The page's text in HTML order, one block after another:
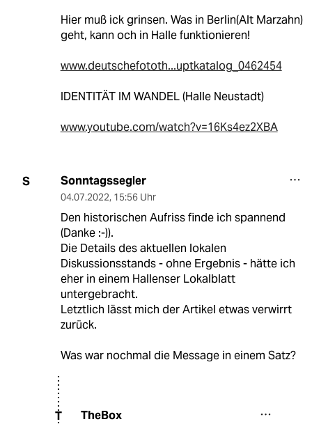
Hier muß ick grinsen. Was in Berlin(Alt Marzahn)
geht, kann och in Halle funktionieren!
www.deutschefototh...uptkatalog_0462454
IDENTITÄT IM WANDEL (Halle Neustadt)
www.youtube.com/watch?v=16Ks4ez2XBA
S Sonntagssegler
04.07.2022, 15:56 Uhr
Den historischen Aufriss finde ich spannend
(Danke :-)).
Die Details des aktuellen lokalen
Diskussionsstands - ohne Ergebnis - hätte ich
eher in einem Hallenser Lokalblatt
untergebracht.
Letztlich lässt mich der Artikel etwas verwirrt
zurück.
Was war nochmal die Message in einem Satz?
T TheBox